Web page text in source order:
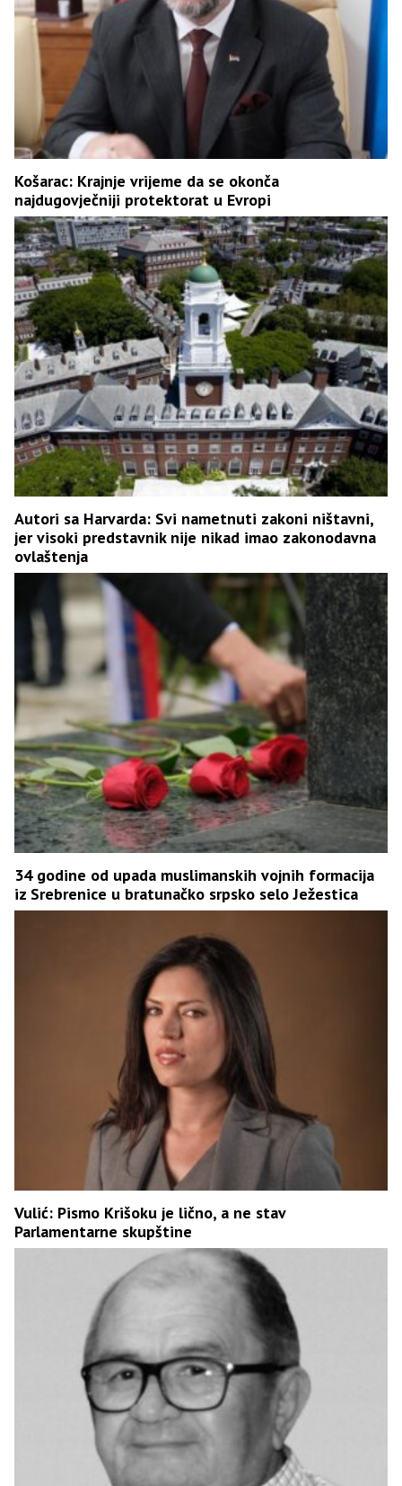
Košarac: Krajnje vrijeme da se okonča
najdugovječniji protektorat u Evropi
Autori sa Harvarda: Svi nametnuti zakoni ništavni,
jer visoki predstavnik nije nikad imao zakonodavna
ovlaštenja
34 godine od upada muslimanskih vojnih formacija
iz Srebrenice u bratunačko srpsko selo Ježestica
Vulić: Pismo Krišoku je lično, a ne stav
Parlamentarne skupštine